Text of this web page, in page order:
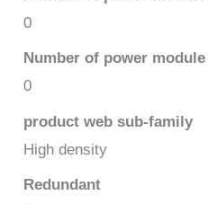
0
Number of power
0
product web sub-family
High density
Redundant